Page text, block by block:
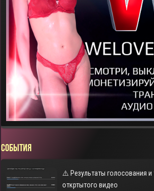
СОБЫТИЯ
⚠️ Результаты голосования
откртытого видео